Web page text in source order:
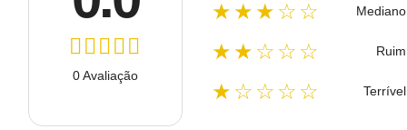
0 Avaliação
★★★☆☆ Mediano
★★☆☆☆ Ruim
★☆☆☆☆ Terrível